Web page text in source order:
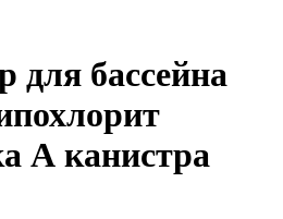
бассейна
А канистра